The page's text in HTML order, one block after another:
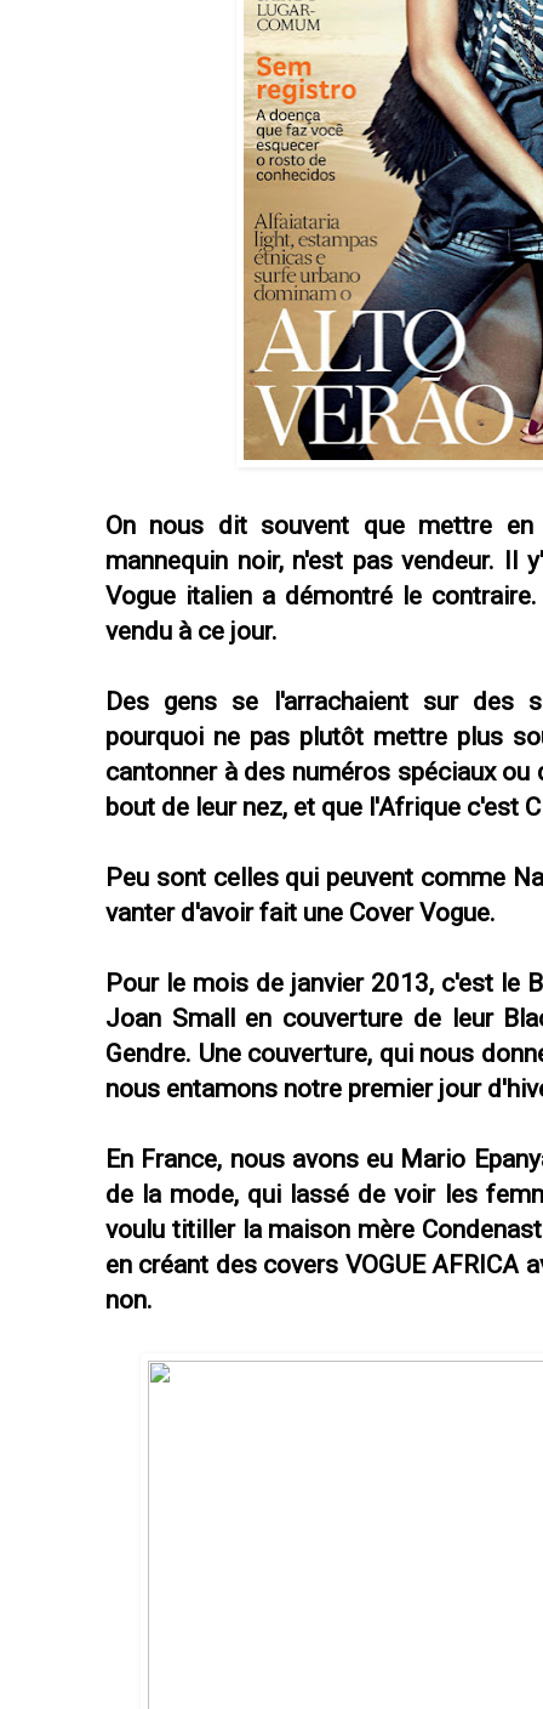
On nous dit souvent que mettre en
mannequin noir, n'est pas vendeur. Il
Vogue italien a démontré le
vendu à ce jour.
Des gens se l'arrachaient sur des
pourquoi ne pas plutôt mettre plus
cantonner à des numéros spéciaux
bout de leur nez, et que l'Afrique c'est
Peu sont celles qui peuvent comme
vanter d'avoir fait une Cover Vogue.
Pour le mois de janvier 2013, c'est le
Joan Small en couverture de leur
Gendre. Une couverture, qui nous
nous entamons notre premier jour
En France, nous avons eu Mario
de la mode, qui lassé de voir les
voulu titiller la maison mère
en créant des covers VOGUE AFRICA
non.